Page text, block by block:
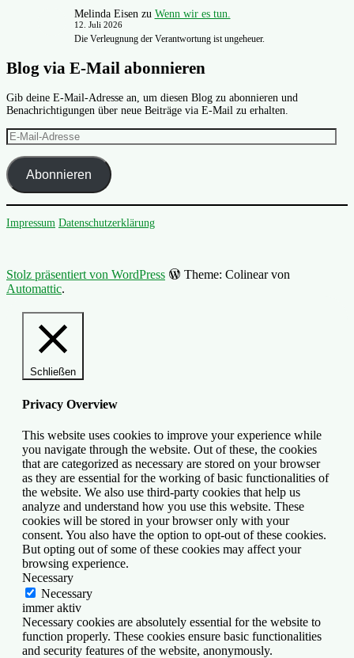
Melinda Eisenzu Wenn wir es tun.
12. Juli 2026
Die Verleugnung der Verantwortung ist ungeheuer.
Blog via E-Mail abonnieren
Gib deine E-Mail-Adresse an, um diesen Blog zu abonnieren und
Benachrichtigungen über neue Beiträge via E-Mail zu erhalten.
E-
Mail-
Adresse
Abonnieren
Impressum Datenschutzerklärung
Stolz präsentiert von WordPress
Theme: Colinear von
Automattic.
Schließen
Privacy Overview
This website uses cookies to improve your experience while
you navigate through the website. Out of these, the cookies
that are categorized as necessary are stored on your browser
as they are essential for the working of basic functionalities of
the website. We also use third-party cookies that help us
analyze and understand how you use this website. These
cookies will be stored in your browser only with your
consent. You also have the option to opt-out of these cookies.
But opting out of some of these cookies may affect your
browsing experience.
Necessary
Necessary
immer aktiv
Necessary cookies are absolutely essential for the website to
function properly. These cookies ensure basic functionalities
and security features of the website, anonymously.